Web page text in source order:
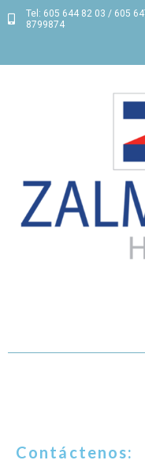
Tel: 605 644 82 03 / 605
8799874
Contáctenos: